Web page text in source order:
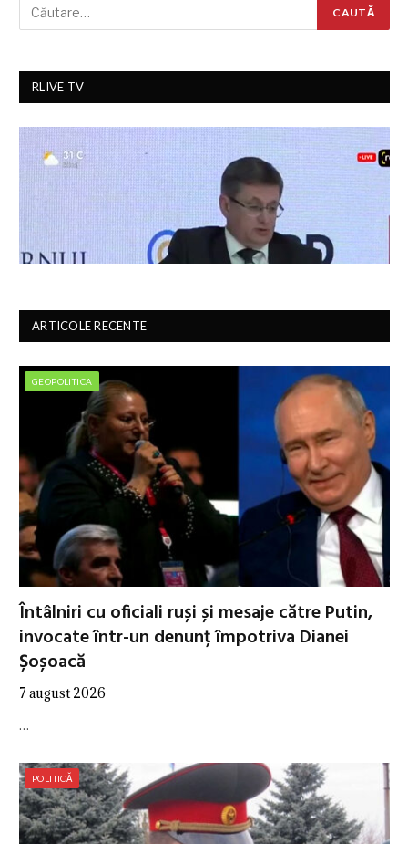
RLIVE TV
ARTICOLE RECENTE
GEOPOLITICA
Întâlniri cu oficiali ruși și mesaje către Putin,
invocate într-un denunț împotriva Dianei
Șoșoacă
7 august 2026
…
POLITICĂ